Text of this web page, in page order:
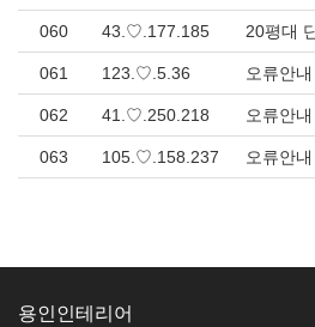
060 43.♡.177.185
061 123.♡.5.36 오류안
062 41.♡.250.218 오류안
063 105.♡.158.237 오류안
용인인테리어